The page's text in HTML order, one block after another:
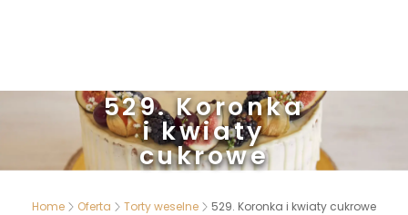
529. Koronka
i kwiaty
cukrowe
Home Oferta Torty weselne 529. Koronka i kwiaty cukrowe